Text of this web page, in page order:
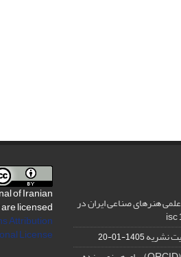
هنرهای صناعی ایران در
نشریه1405-01-20
of Iranian
licensed
Attribution
License